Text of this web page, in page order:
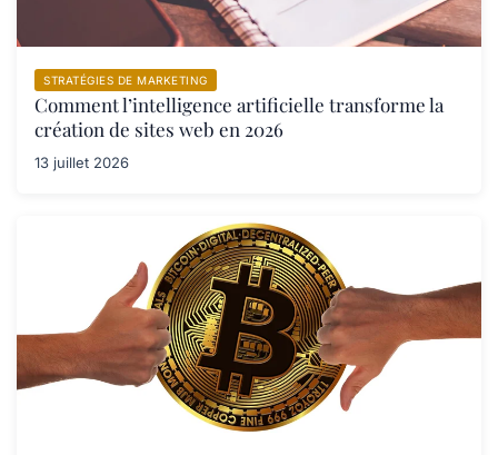
STRATÉGIES DE MARKETING
Comment l’intelligence artificielle transforme la
création de sites web en 2026
13 juillet 2026